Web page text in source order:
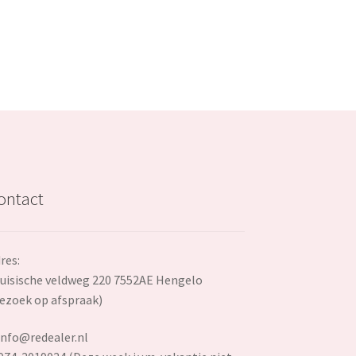
veldweg 220 7552AE Hengelo
op afspraak)